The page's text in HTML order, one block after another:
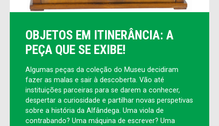
OBJETOS EM ITINERÂNCIA: A
PEÇA QUE SE EXIBE!
Algumas peças da coleção do Museu decidiram
fazer as malas e sair à descoberta. Vão até
instituições parceiras para se darem a conhecer,
despertar a curiosidade e partilhar novas perspetivas
sobre a história da Alfândega. Uma viola de
contrabando? Uma máquina de escrever? Uma